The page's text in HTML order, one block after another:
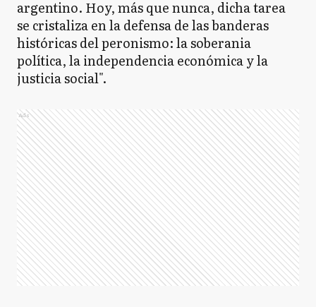
argentino. Hoy, más que nunca, dicha tarea
se cristaliza en la defensa de las banderas
históricas del peronismo: la soberania
política, la independencia económica y la
justicia social".
Ads